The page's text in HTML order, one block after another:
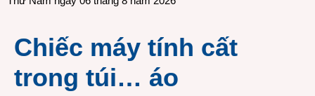
Chiếc máy tính cất
trong túi… áo